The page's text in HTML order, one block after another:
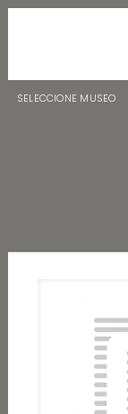
SELECCIONE MUSEO
CUEVA DEL VIENTO